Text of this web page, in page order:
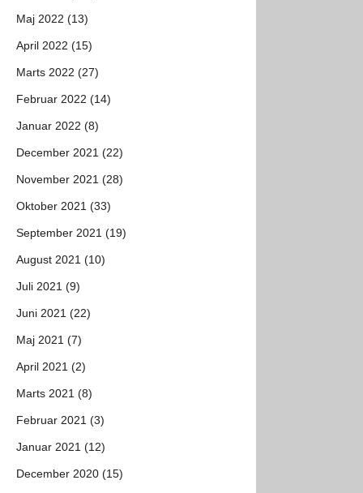
Maj 2022 (13)
April 2022 (15)
Marts 2022 (27)
Februar 2022 (14)
Januar 2022 (8)
December 2021 (22)
November 2021 (28)
Oktober 2021 (33)
September 2021 (19)
August 2021 (10)
Juli 2021 (9)
Juni 2021 (22)
Maj 2021 (7)
April 2021 (2)
Marts 2021 (8)
Februar 2021 (3)
Januar 2021 (12)
December 2020 (15)